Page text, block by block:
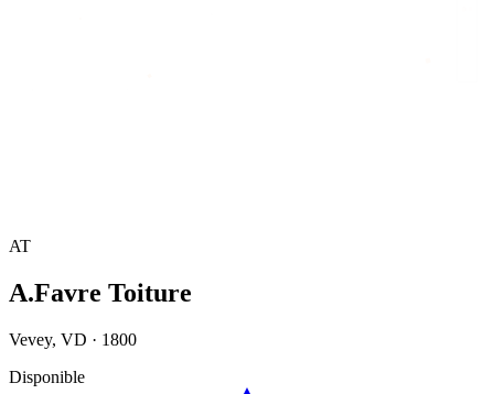
AT
A.Favre Toiture
Vevey, VD · 1800
Disponible